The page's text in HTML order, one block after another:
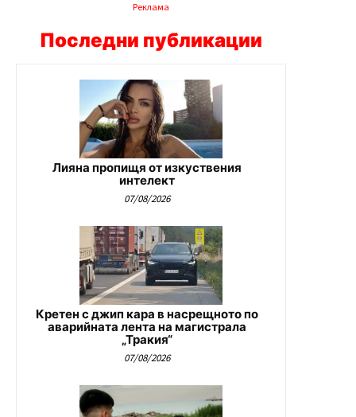
Реклама
Последни публикации
Лияна пропищя от изкуствения
интелект
07/08/2026
Кретен с джип кара в насрещното по
аварийната лента на магистрала
„Тракия“
07/08/2026